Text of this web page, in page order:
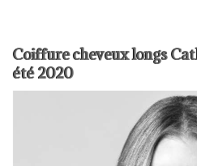
Coiffure cheveux longs
été 2020